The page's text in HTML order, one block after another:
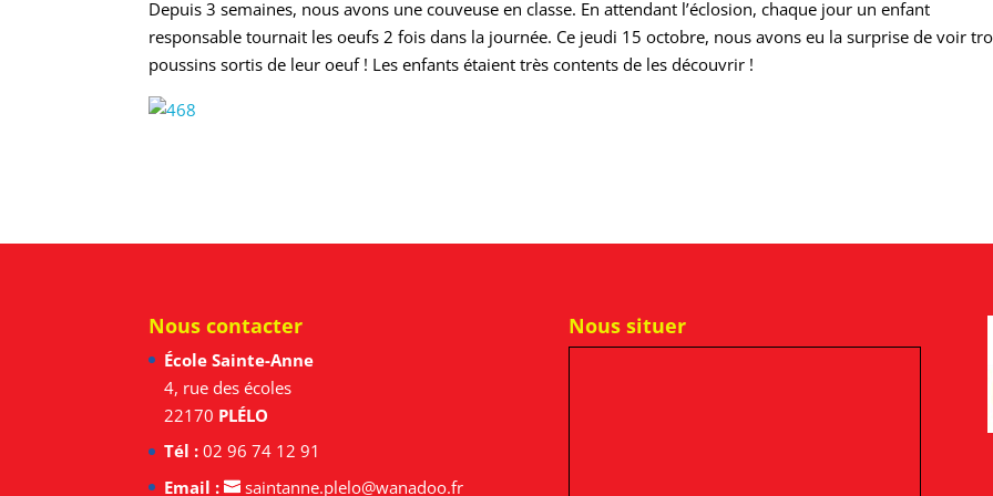
Depuis 3 semaines, nous avons une couveuse en classe. En attendant l’éclosion, chaque jour un enfant
responsable tournait les oeufs 2 fois dans la journée. Ce jeudi 15 octobre, nous avons eu la surprise de voir
poussins sortis de leur oeuf ! Les enfants étaient très contents de les découvrir !
Nous contacter
École Sainte-Anne
4, rue des écoles
22170 PLÉLO
Tél : 02 96 74 12 91
Email :
saintanne.plelo@wanadoo.fr
Nous situer